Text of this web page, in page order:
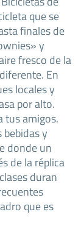
que se
finales de
y
fresco de la
En
locales y
por alto.
tus amigos.
y
donde un
de la réplica
duran
que es